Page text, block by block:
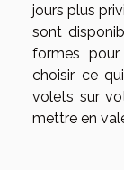
jours plus
sont
formes
choisir ce
volets sur
mettre en